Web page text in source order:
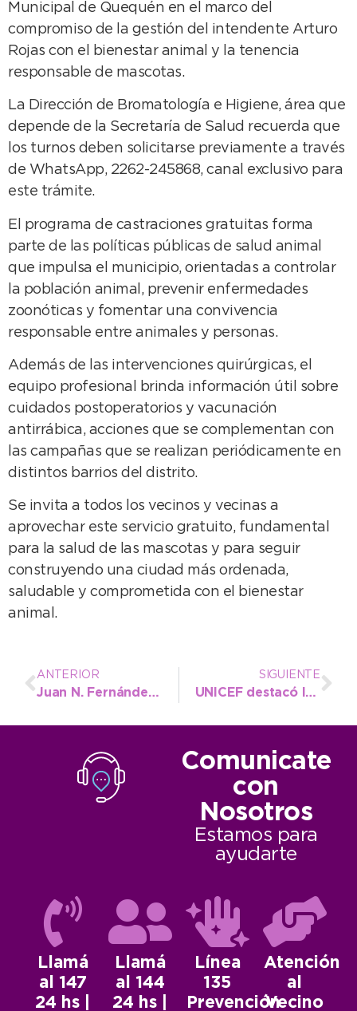
Municipal de Quequén en el marco del
compromiso de la gestión del intendente Arturo
Rojas con el bienestar animal y la tenencia
responsable de mascotas.
La Dirección de Bromatología e Higiene, área que
depende de la Secretaría de Salud recuerda que
los turnos deben solicitarse previamente a través
de WhatsApp, 2262-245868, canal exclusivo para
este trámite.
El programa de castraciones gratuitas forma
parte de las políticas públicas de salud animal
que impulsa el municipio, orientadas a controlar
la población animal, prevenir enfermedades
zoonóticas y fomentar una convivencia
responsable entre animales y personas.
Además de las intervenciones quirúrgicas, el
equipo profesional brinda información útil sobre
cuidados postoperatorios y vacunación
antirrábica, acciones que se complementan con
las campañas que se realizan periódicamente en
distintos barrios del distrito.
Se invita a todos los vecinos y vecinas a
aprovechar este servicio gratuito, fundamental
para la salud de las mascotas y para seguir
construyendo una ciudad más ordenada,
saludable y comprometida con el bienestar
animal.
ANTERIOR
Juan N. Fernández festeja su aniversario con desfile, torta y variados espectáculos
SIGUIENTE
UNICEF destacó la presentación del Municipio de Necochea en el programa MUNA
Comunicate
con
Nosotros
Estamos para
ayudarte
Llamá
al 147
24 hs |
Llamá
al 144
24 hs |
Línea
135
Prevención
Atención
al
Vecino